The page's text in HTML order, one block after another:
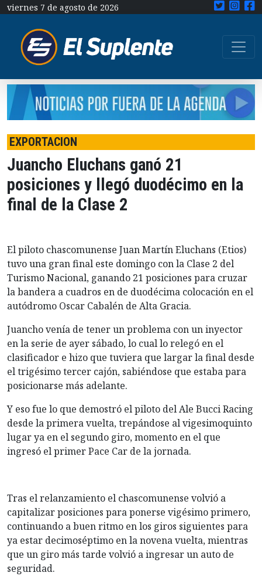
viernes 7 de agosto de 2026
EXPORTACION
Juancho Eluchans ganó 21
posiciones y llegó duodécimo en la
final de la Clase 2
El piloto chascomunense Juan Martín Eluchans (Etios)
tuvo una gran final este domingo con la Clase 2 del
Turismo Nacional, ganando 21 posiciones para cruzar
la bandera a cuadros en de duodécima colocación en el
autódromo Oscar Cabalén de Alta Gracia.
Juancho venía de tener un problema con un inyector
en la serie de ayer sábado, lo cual lo relegó en el
clasificador e hizo que tuviera que largar la final desde
el trigésimo tercer cajón, sabiéndose que estaba para
posicionarse más adelante.
Y eso fue lo que demostró el piloto del Ale Bucci Racing
desde la primera vuelta, trepándose al vigesimoquinto
lugar ya en el segundo giro, momento en el que
ingresó el primer Pace Car de la jornada.
Tras el relanzamiento el chascomunense volvió a
capitalizar posiciones para ponerse vigésimo primero,
continuando a buen ritmo en los giros siguientes para
ya estar decimoséptimo en la novena vuelta, mientras
que un giro más tarde volvió a ingresar un auto de
seguridad.